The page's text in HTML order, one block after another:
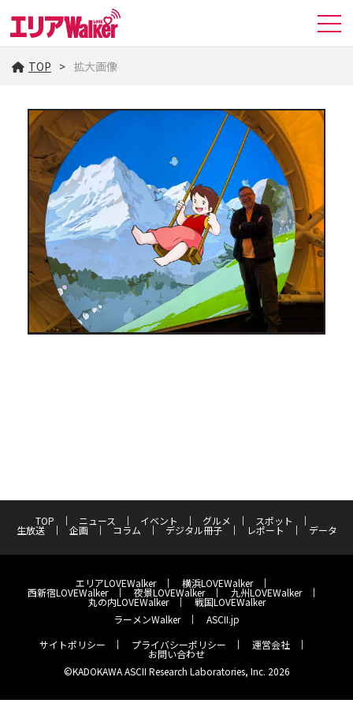
TOP 拡大画像
TOP ニュース イベント グルメ スポット
生放送 企画 コラム デジタル冊子 レポート データ
エリアLOVEWalker 横浜LOVEWalker
西新宿LOVEWalker 夜景LOVEWalker 九州LOVEWalker
丸の内LOVEWalker
戦国LOVEWalker
ラーメンWalker
ASCII.jp
サイトポリシー
プライバシーポリシー 運営会社
お問い合わせ
©KADOKAWA ASCII Research Laboratories, Inc. 2026